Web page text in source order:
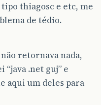
tipo thiagosc e etc, me
de tédio.
retornava nada,
.net guj” e
aqui um deles para